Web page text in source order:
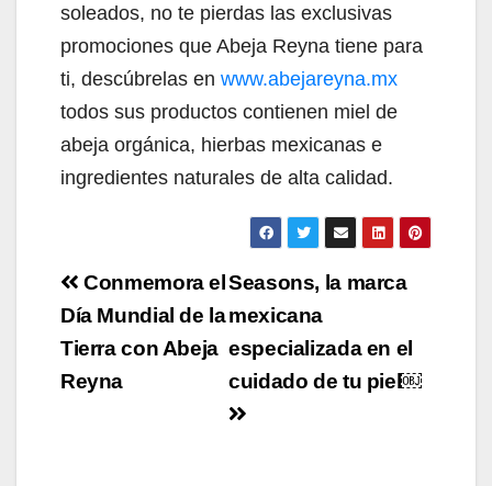
soleados, no te pierdas las exclusivas
promociones que Abeja Reyna tiene para
ti, descúbrelas en www.abejareyna.mx
todos sus productos contienen miel de
abeja orgánica, hierbas mexicanas e
ingredientes naturales de alta calidad.
Navegación
de
entradas
Seasons, la marca
mexicana
especializada en el
cuidado de tu piel￼
Conmemora el
Día Mundial de la
Tierra con Abeja
Reyna